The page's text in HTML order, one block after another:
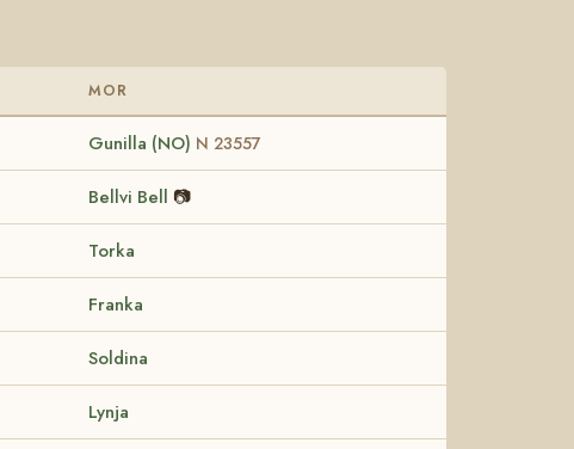
MOR
Gunilla (NO) N 23557
Bellvi Bell 📷
Torka
Franka
Soldina
Lynja